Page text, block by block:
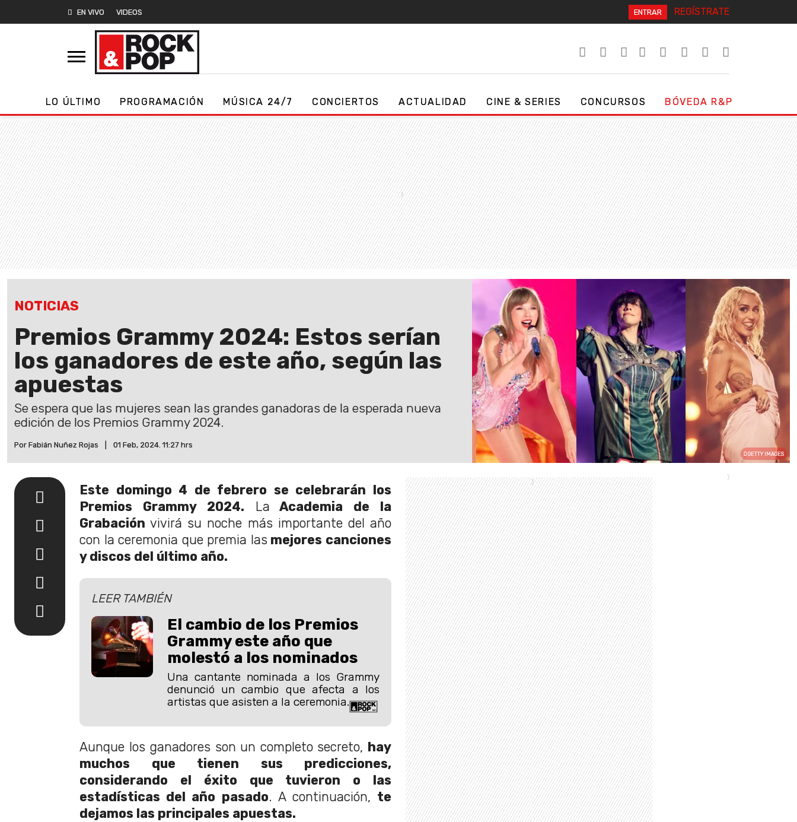
EN VIVO VIDEOS ENTRAR REGÍSTRATE
LO ÚLTIMO PROGRAMACIÓN MÚSICA 24/7 CONCIERTOS ACTUALIDAD CINE & SERIES CONCURSOS BÓVEDA R&P
NOTICIAS
Premios Grammy 2024: Estos serían
los ganadores de este año, según las
apuestas
Se espera que las mujeres sean las grandes ganadoras de la esperada nueva
edición de los Premios Grammy 2024.
Por Fabián Nuñez Rojas 01 Feb, 2024. 11:27 hrs
GETTY IMAGES
Este domingo 4 de febrero se celebrarán los
Premios Grammy 2024. La Academia de la
Grabación vivirá su noche más importante del año
con la ceremonia que premia lasmejores canciones
y discos del último año.
LEER TAMBIÉN
El cambio de los Premios
Grammy este año que
molestó a los nominados
Una cantante nominada a los Grammy
denunció un cambio que afecta a los
artistas que asisten a la ceremonia.
Aunque los ganadores son un completo secreto, hay
muchos que tienen sus predicciones,
considerando el éxito que tuvieron o las
estadísticas del año pasado. A continuación, te
dejamos las principales apuestas.